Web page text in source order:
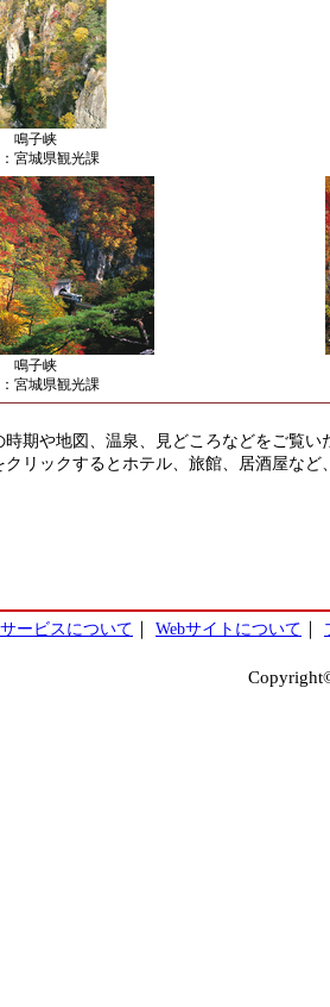
鳴子峡
宮城県観光課
鳴子峡
宮城県観光課
時期や地図、温泉、見どころなどをご覧い
クリックするとホテル、旅館、居酒屋な
ービスについて Webサイトについて